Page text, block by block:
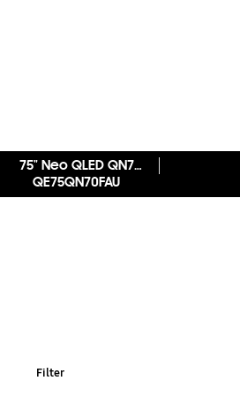
75" Neo QLED QN70F 4K Samsung Vision AI Smart TV (2025)
QE75QN70FAU
Filter